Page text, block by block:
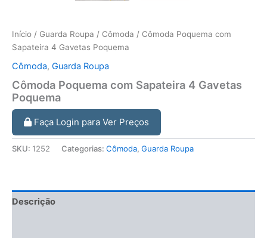
Início / Guarda Roupa / Cômoda / Cômoda Poquema com
Sapateira 4 Gavetas Poquema
Cômoda, Guarda Roupa
Cômoda Poquema com Sapateira 4 Gavetas
Poquema
Faça Login para Ver Preços
SKU: 1252 Categorias: Cômoda, Guarda Roupa
Descrição